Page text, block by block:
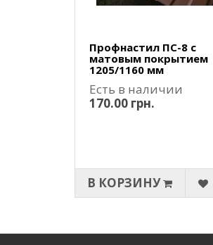
Профнастил ПС-8 с
матовым покрытием
1205/1160 мм
Есть в наличии
170.00 грн.
В КОРЗИНУ